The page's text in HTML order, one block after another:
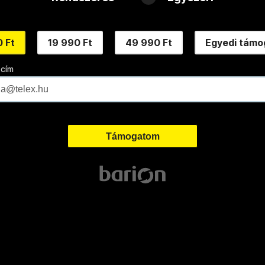
Ft 19 990 Ft 49 990 Ft Egyedi